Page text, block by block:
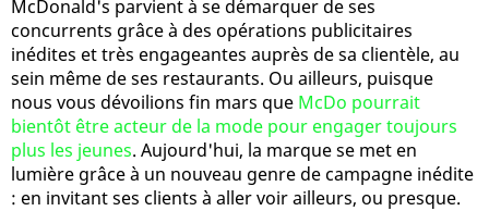
McDonald's parvient à se démarquer de ses
concurrents grâce à des opérations publicitaires
inédites et très engageantes auprès de sa clientèle, au
sein même de ses restaurants. Ou ailleurs, puisque
nous vous dévoilions fin mars que McDo pourrait
bientôt être acteur de la mode pour engager toujours
plus les jeunes. Aujourd'hui, la marque se met en
lumière grâce à un nouveau genre de campagne inédite
: en invitant ses clients à aller voir ailleurs, ou presque.